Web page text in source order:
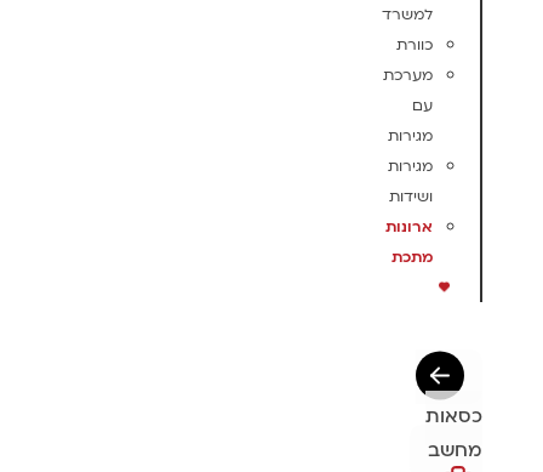
למשרד
כוורת
מערכת
עם
מגירות
מגירות
ושידות
ארונות
מתכת
כסאות
מחשב